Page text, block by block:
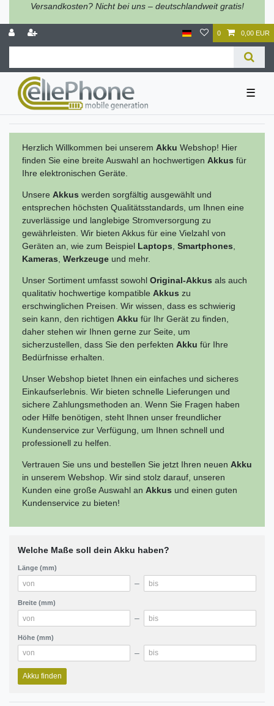
Versandkosten? Nicht bei uns – deutschlandweit gratis!
0 0,00 EUR
☰
Herzlich Willkommen bei unserem Akku Webshop! Hier
finden Sie eine breite Auswahl an hochwertigen Akkus für
Ihre elektronischen Geräte.
Unsere Akkus werden sorgfältig ausgewählt und
entsprechen höchsten Qualitätsstandards, um Ihnen eine
zuverlässige und langlebige Stromversorgung zu
gewährleisten. Wir bieten Akkus für eine Vielzahl von
Geräten an, wie zum Beispiel Laptops, Smartphones,
Kameras, Werkzeuge und mehr.
Unser Sortiment umfasst sowohl Original-Akkus als auch
qualitativ hochwertige kompatible Akkus zu
erschwinglichen Preisen. Wir wissen, dass es schwierig
sein kann, den richtigen Akku für Ihr Gerät zu finden,
daher stehen wir Ihnen gerne zur Seite, um
sicherzustellen, dass Sie den perfekten Akku für Ihre
Bedürfnisse erhalten.
Unser Webshop bietet Ihnen ein einfaches und sicheres
Einkaufserlebnis. Wir bieten schnelle Lieferungen und
sichere Zahlungsmethoden an. Wenn Sie Fragen haben
oder Hilfe benötigen, steht Ihnen unser freundlicher
Kundenservice zur Verfügung, um Ihnen schnell und
professionell zu helfen.
Vertrauen Sie uns und bestellen Sie jetzt Ihren neuen Akku
in unserem Webshop. Wir sind stolz darauf, unseren
Kunden eine große Auswahl an Akkus und einen guten
Kundenservice zu bieten!
Welche Maße soll dein Akku haben?
Länge (mm)
–
Breite (mm)
–
Höhe (mm)
–
Akku finden